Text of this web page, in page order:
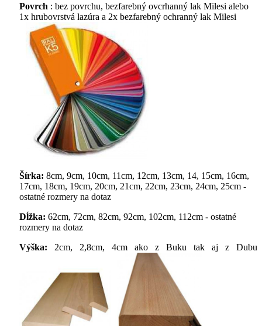
Povrch : bez povrchu, bezfarebný ovcrhanný lak Milesi alebo
1x hrubovrstvá lazúra a 2x bezfarebný ochranný lak Milesi
Šírka: 8cm, 9cm, 10cm, 11cm, 12cm, 13cm, 14, 15cm, 16cm,
17cm, 18cm, 19cm, 20cm, 21cm, 22cm, 23cm, 24cm, 25cm -
ostatné rozmery na dotaz
Dĺžka: 62cm, 72cm, 82cm, 92cm, 102cm, 112cm - ostatné
rozmery na dotaz
Výška: 2cm, 2,8cm, 4cm ako z Buku tak aj z Dubu